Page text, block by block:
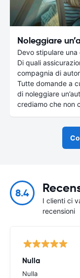
Noleggiare
Devo stipulare
Di quali
compagnia di
Tutte domande a
di noleggiare
crediamo che non
8.4
I clienti ci
recensioni
Nulla
Nulla